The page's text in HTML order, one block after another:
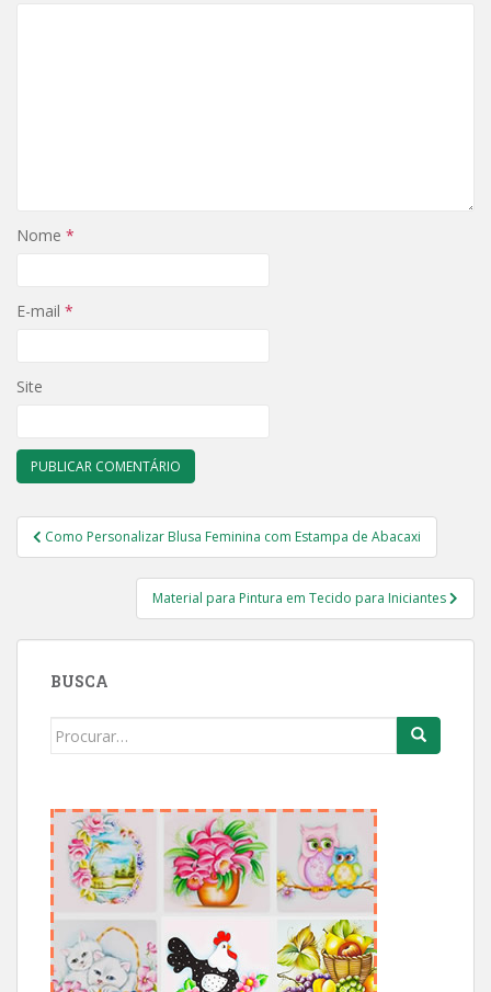
Nome *
E-mail *
Site
Navegação
de
Como Personalizar Blusa Feminina com Estampa de Abacaxi
Material para Pintura em Tecido para Iniciantes
BUSCA
Search